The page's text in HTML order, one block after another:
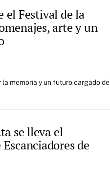
el Festival de la
arte y un
la memoria y un futuro cargado de
se lleva el
de